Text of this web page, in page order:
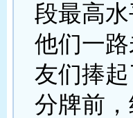
段最高
他们一
友们捧起
分牌前，